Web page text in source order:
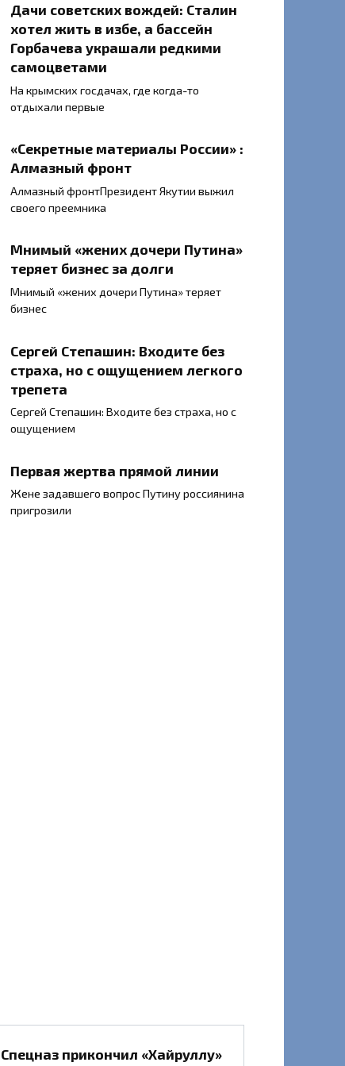
Дачи советских вождей: Сталин
хотел жить в избе, а бассейн
Горбачева украшали редкими
самоцветами
На крымских госдачах, где когда-то
отдыхали первые
«Секретные материалы России» :
Алмазный фронт
Алмазный фронтПрезидент Якутии выжил
своего преемника
Мнимый «жених дочери Путина»
теряет бизнес за долги
Мнимый «жених дочери Путина» теряет
бизнес
Сергей Степашин: Входите без
страха, но с ощущением легкого
трепета
Сергей Степашин: Входите без страха, но с
ощущением
Первая жертва прямой линии
Жене задавшего вопрос Путину россиянина
пригрозили
Спецназ прикончил «Хайруллу»